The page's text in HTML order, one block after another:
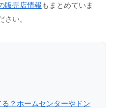
販売店情報 もまとめていま
い。
？ホームセンターやドン